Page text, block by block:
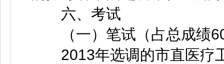
六、考试
（一）笔试（占总成绩
2013年选调的市直医疗